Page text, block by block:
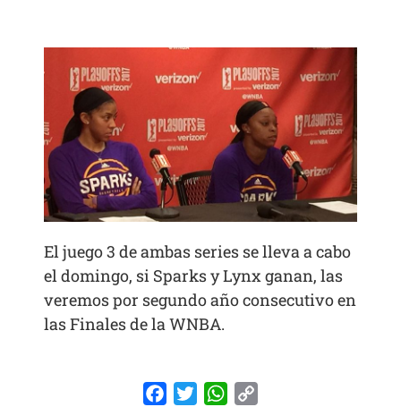
El juego 3 de ambas series se lleva a cabo
el domingo, si Sparks y Lynx ganan, las
veremos por segundo año consecutivo en
las Finales de la WNBA.
FacebookTwitterWhatsApp